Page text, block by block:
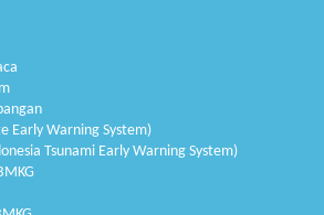
Early Warning System)
Tsunami Early Warning System)